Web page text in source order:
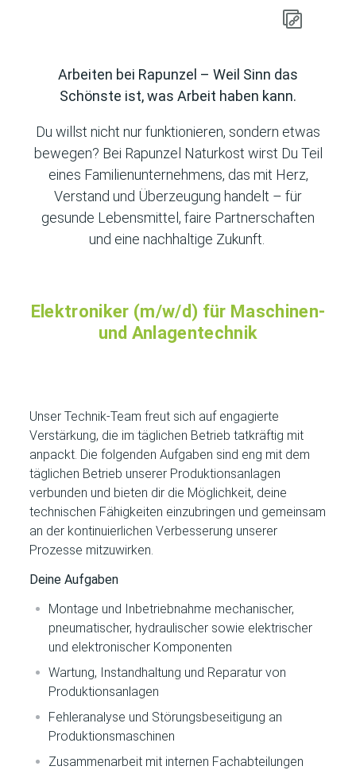
Arbeiten bei Rapunzel – Weil Sinn das
Schönste ist, was Arbeit haben kann.
Du willst nicht nur funktionieren, sondern etwas
bewegen? Bei Rapunzel Naturkost wirst Du Teil
eines Familienunternehmens, das mit Herz,
Verstand und Überzeugung handelt – für
gesunde Lebensmittel, faire Partnerschaften
und eine nachhaltige Zukunft.
Elektroniker (m/w/d) für Maschinen-
und Anlagentechnik
Unser Technik-Team freut sich auf engagierte
Verstärkung, die im täglichen Betrieb tatkräftig mit
anpackt. Die folgenden Aufgaben sind eng mit dem
täglichen Betrieb unserer Produktionsanlagen
verbunden und bieten dir die Möglichkeit, deine
technischen Fähigkeiten einzubringen und gemeinsam
an der kontinuierlichen Verbesserung unserer
Prozesse mitzuwirken.
Deine Aufgaben
Montage und Inbetriebnahme mechanischer,
pneumatischer, hydraulischer sowie elektrischer
und elektronischer Komponenten
Wartung, Instandhaltung und Reparatur von
Produktionsanlagen
Fehleranalyse und Störungsbeseitigung an
Produktionsmaschinen
Zusammenarbeit mit internen Fachabteilungen